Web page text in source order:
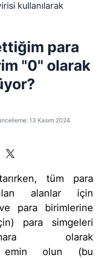
Çevirisi aracı
kullanılarak
para
"0" olarak
13 Kasım 2024
tüm para
alanlar için
para birimlerine
para simgeleri
olarak
emin olun (bu